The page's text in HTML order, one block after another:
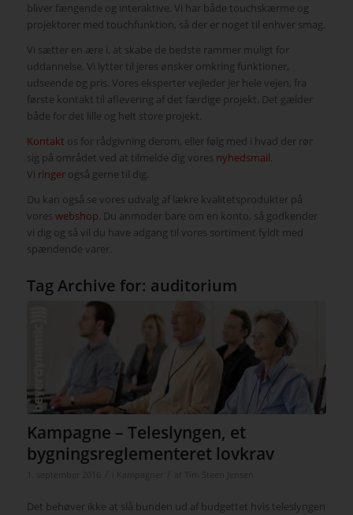
bliver fængende og interaktive. Vi har både touchskærme og
projektorer med touchfunktion, så der er noget til enhver smag.
Vi sætter en ære i, at skabe de bedste rammer muligt for
uddannelse. Vi lytter til jeres ønsker omkring funktioner,
udseende og pris. Vores eksperter vejleder jer hele vejen, fra
første kontakt til aflevering af det færdige projekt. Det gælder
både for det lille og helt store projekt.
Kontakt os for rådgivning derom, eller følg med i hvad der rør
sig på området ved at tilmelde dig vores nyhedsmail.
Vi ringerogså gerne til dig.
Du kan også se vores udvalg af lækre kvalitetsprodukter på
vores webshop. Du anmoder bare om en konto, så godkender
vi dig og så vil du have adgang til vores sortiment fyldt med
spændende varer.
Tag Archive for: auditorium
Kampagne – Teleslyngen, et
bygningsreglementeret lovkrav
Det behøver ikke at slå bunden ud af budgettet hvis teleslyngen